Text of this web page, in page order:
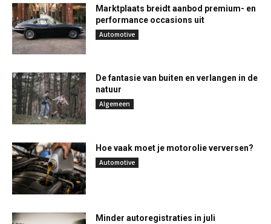
Marktplaats breidt aanbod premium- en
performance occasions uit
Automotive
De fantasie van buiten en verlangen in de
natuur
Algemeen
Hoe vaak moet je motorolie verversen?
Automotive
Minder autoregistraties in juli